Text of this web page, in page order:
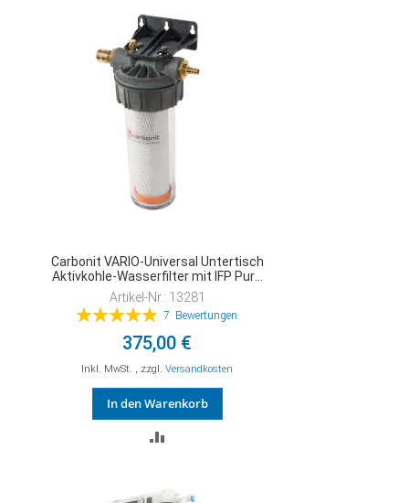
HINZUFÜGEN
Carbonit VARIO-Universal Untertisch
Aktivkohle-Wasserfilter mit IFP Puro
Kombifilter
Artikel-Nr.: 13281
Bewertung:
7 Bewertungen
375,00 €
Inkl. MwSt. , zzgl.Versandkosten
In den Warenkorb
HINZUFÜGEN